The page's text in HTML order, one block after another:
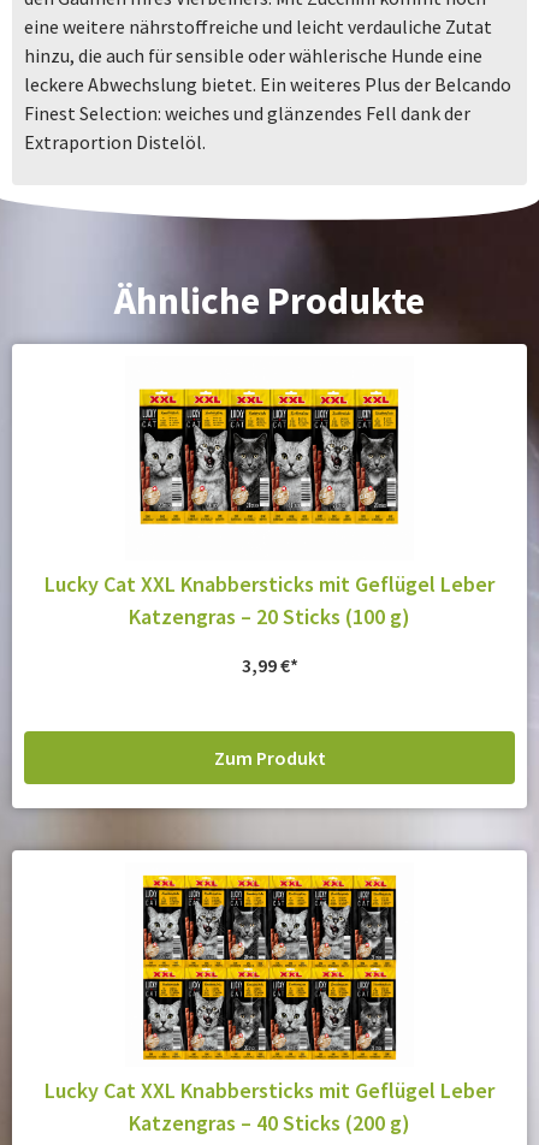
eine weitere nährstoffreiche und leicht verdauliche Zutat
hinzu, die auch für sensible oder wählerische Hunde eine
leckere Abwechslung bietet. Ein weiteres Plus der Belcando
Finest Selection: weiches und glänzendes Fell dank der
Extraportion Distelöl.
Ähnliche Produkte
Lucky Cat XXL Knabbersticks mit Geflügel Leber
Katzengras – 20 Sticks (100 g)
3,99€
Zum Produkt
Lucky Cat XXL Knabbersticks mit Geflügel Leber
Katzengras – 40 Sticks (200 g)